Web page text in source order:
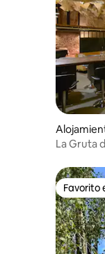
Cher
La Gruta
Favorito
Favorito